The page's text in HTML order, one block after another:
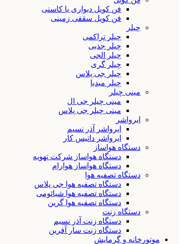
فن کویل دیواری یا کاستی
فن کویل سقفی زمینی
چیلر
چیلر تراکمی
چیلر جذبی
چیلر الجی
چیلر گری
چیلر جی پلاس
چیلر میدیا
مینی چیلر
مینی چیلر جی ال
مینی چیلر جی پلاس
ایرواشر
ایرواشر آذر نسیم
ایرواشر داتیس کار
دستگاه هواساز
دستگاه هواساز شرکت تهویه
دستگاه هواساز هوارام
دستگاه تصفیه هوا
دستگاه تصفیه هوا جی پلاس
دستگاه تصفیه هوا شیائومی
دستگاه تصفیه هوا گرین
دستگاه زنت
دستگاه زنت آذر نسیم
دستگاه زنت سار آفرین
موتورخانه و گرمایش